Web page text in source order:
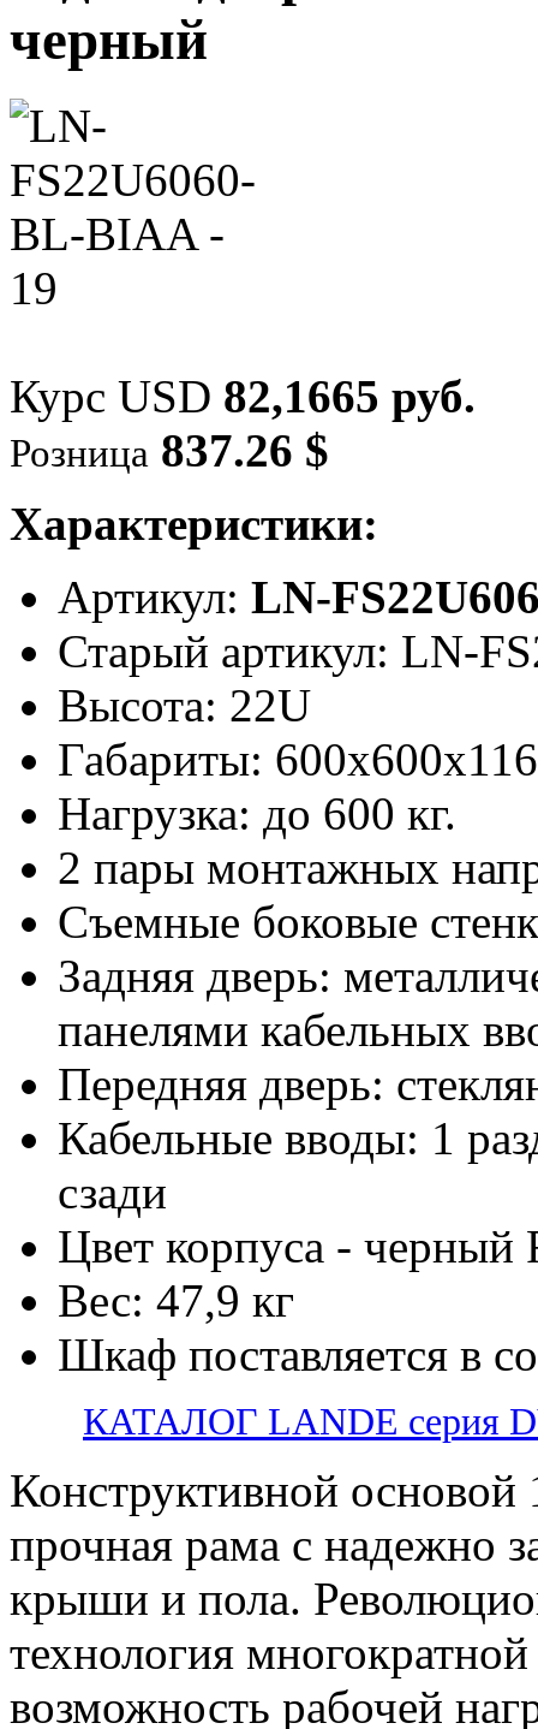
черный
Курс USD 82,1665 руб.
Розница 837.26 $
Характеристики:
Артикул: LN-
Старый артикул: LN-
Высота: 22U
Габариты:
Нагрузка: до 600 кг.
2 пары монтажных
Съемные боковые
Задняя дверь:
панелями кабельных
Передняя дверь:
Кабельные вводы: 1
сзади
Цвет корпуса - черный
Вес: 47,9 кг
Шкаф поставляется в
КАТАЛОГ LANDE серия
Конструктивной
прочная рама с надежно
крыши и пола.
технология
возможность рабочей